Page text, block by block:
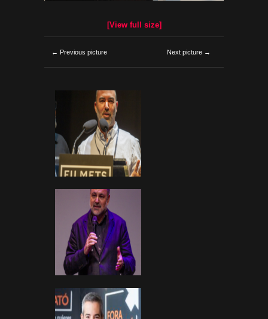
[View full size]
← Previous picture Next picture →